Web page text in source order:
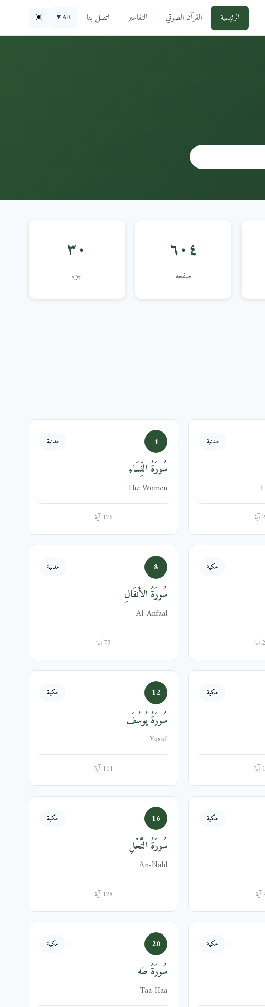
الرئيسية القرآن الصوتي التفاسير اتصل بنا AR
▼
☀️
٦٠٤
صفحة
٣٠
جزء
مدنية 4 مدنية
سُورَةُ النِّسَاءِ
The Women
176 آية
مكية 8 مدنية
سُورَةُ الأَنفَالِ
Al-Anfaal
75 آية
مكية 12 مكية
سُورَةُ يُوسُفَ
Yusuf
111 آية
مكية 16 مكية
سُورَةُ النَّحۡلِ
An-Nahl
128 آية
مكية 20 مكية
سُورَةُ طه
Taa-Haa